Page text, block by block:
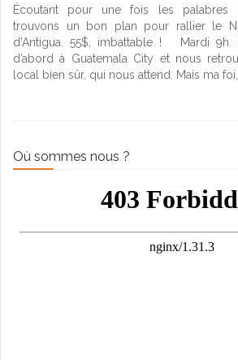
Écoutant pour une fois les palabres
trouvons un bon plan pour rallier le
d’Antigua. 55$, imbattable ! Mardi 9h.
d’abord à Guatemala City et nous
local bien sûr, qui nous attend. Mais ma
Où sommes nous ?